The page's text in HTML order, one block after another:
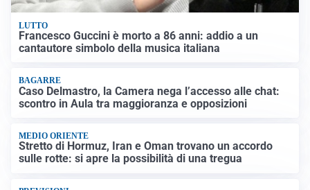
LUTTO
Francesco Guccini è morto a 86 anni: addio a un
cantautore simbolo della musica italiana
BAGARRE
Caso Delmastro, la Camera nega l’accesso alle chat:
scontro in Aula tra maggioranza e opposizioni
MEDIO ORIENTE
Stretto di Hormuz, Iran e Oman trovano un accordo
sulle rotte: si apre la possibilità di una tregua